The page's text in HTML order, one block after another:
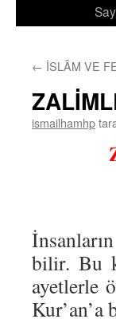
← İSLÂM VE
ismailhamhp
bilir. Bu
ayetlerle
Kur’an’a